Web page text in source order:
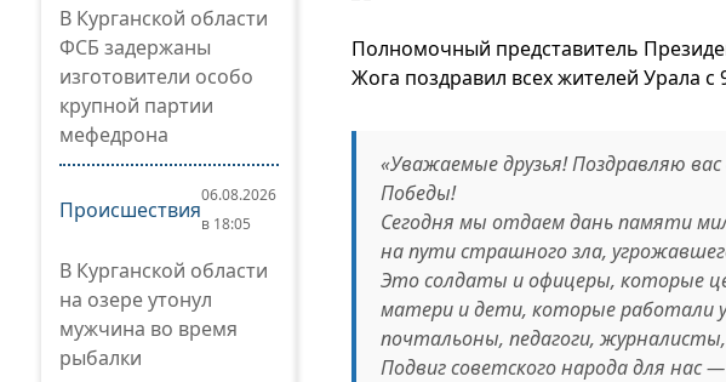
В Курганской области
ФСБ задержаны
изготовители особо
крупной партии
мефедрона
Происшествия
06.08.2026
в 18:05
В Курганской области
на озере утонул
мужчина во время
рыбалки
Полномочный представитель
Жога поздравил всех жителей Урала с
«Уважаемые друзья! Поздравляю
Победы!
Сегодня мы отдаем дань памяти
на пути страшного зла,
Это солдаты и офицеры, которые
матери и дети, которые работали
почтальоны, педагоги,
Подвиг советского народа для